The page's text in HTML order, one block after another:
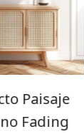
Paisaje
Fading